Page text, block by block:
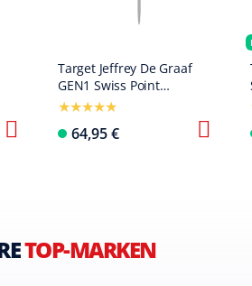
Target Jeffrey De Graaf
GEN1 Swiss Point
Steeldarts - 23g
64,95 €
TOP-MARKEN